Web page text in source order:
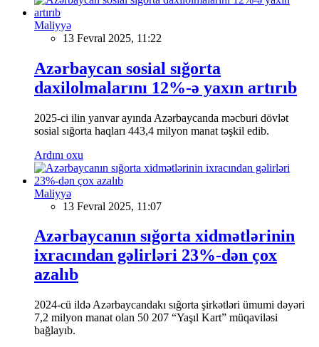
Maliyyə
13 Fevral 2025, 11:22
Azərbaycan sosial sığorta
daxilolmalarını 12%-ə yaxın artırıb
2025-ci ilin yanvar ayında Azərbaycanda məcburi dövlət
sosial sığorta haqları 443,4 milyon manat təşkil edib.
Ardını oxu
Maliyyə
13 Fevral 2025, 11:07
Azərbaycanın sığorta xidmətlərinin
ixracından gəlirləri 23%-dən çox
azalıb
2024-cü ildə Azərbaycandakı sığorta şirkətləri ümumi dəyəri
7,2 milyon manat olan 50 207 “Yaşıl Kart” müqaviləsi
bağlayıb.